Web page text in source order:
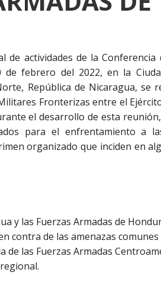
actividades de la Conferencia
de febrero del 2022, en la
República de Nicaragua, se
Fronterizas entre el
el desarrollo de esta
para el enfrentamiento a
organizado que inciden en
y las Fuerzas Armadas de
contra de las amenazas comunes
de las Fuerzas Armadas